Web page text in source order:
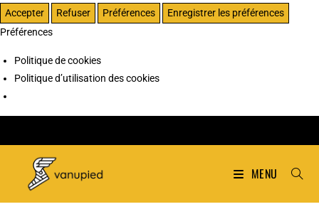
Accepter Refuser Préférences
Enregistrer les préférences
Préférences
Politique de cookies
Politique d’utilisation des cookies
MENU